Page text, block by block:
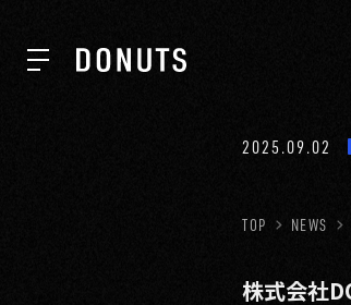
2025.09.02
TOP NEWS
株式会社